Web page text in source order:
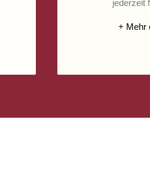
jederzeit
+ Mehr